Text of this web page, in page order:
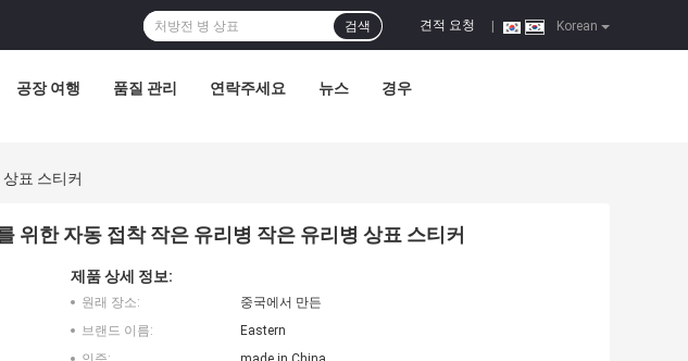
Korean
견적 요청
검색
공장 여행 품질 관리 연락주세요 뉴스 경우
표 스티커
위한 자동 접착 작은 유리병 작은 유리병 상표 스티커
제품 상세 정보:
원래 장소:
중국에서 만든
브랜드 이름:
Eastern